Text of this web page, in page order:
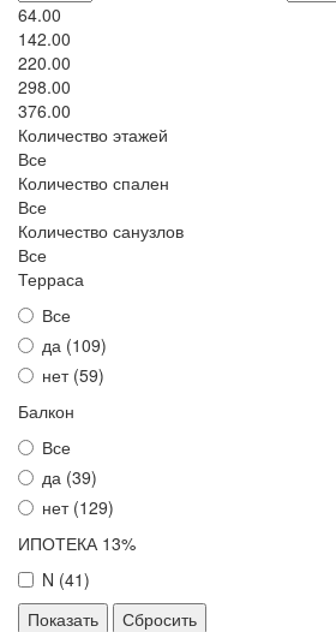
64.00
142.00
220.00
298.00
376.00
Количество этажей
Все
Количество спален
Все
Количество санузлов
Все
Терраса
Все
да (109)
нет (59)
Балкон
Все
да (39)
нет (129)
ИПОТЕКА 13%
N (41)
Сбросить